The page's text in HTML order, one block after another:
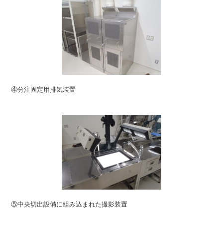
④分注固定⽤排気装置
⑤中央切出設備に組み込まれた撮影装置